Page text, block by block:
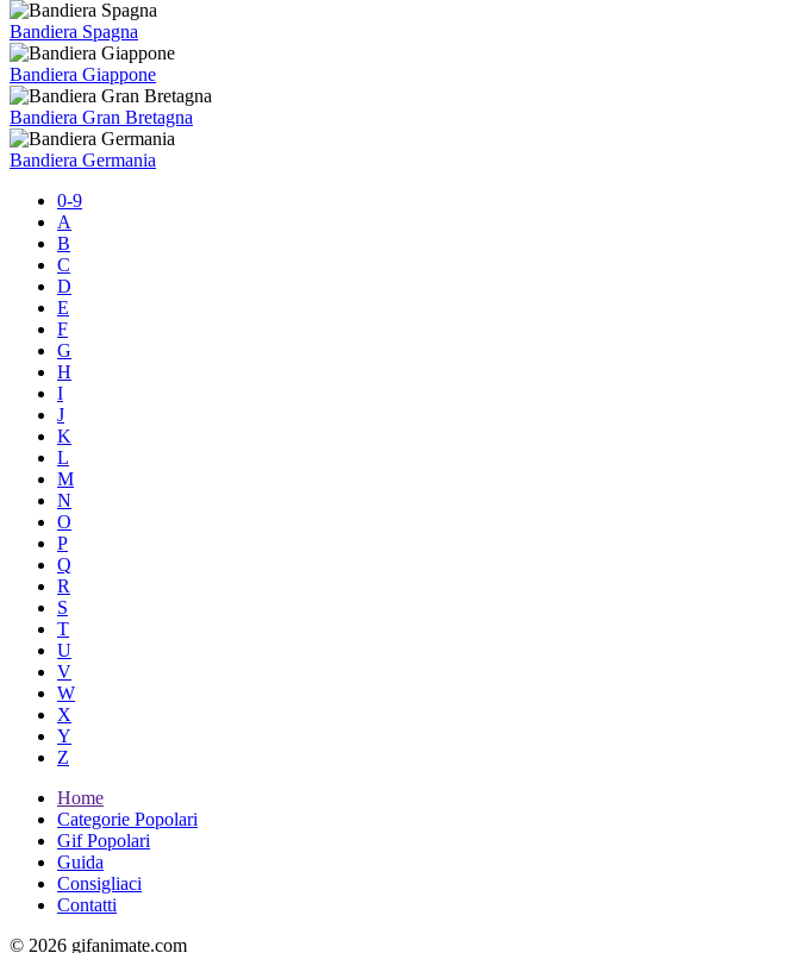
Bandiera Spagna
Bandiera Giappone
Bandiera Gran Bretagna
Bandiera Germania
0-9
A
B
C
D
E
F
G
H
I
J
K
L
M
N
O
P
Q
R
S
T
U
V
W
X
Y
Z
Home
Categorie Popolari
Gif Popolari
Guida
Consigliaci
Contatti
© 2026 gifanimate.com